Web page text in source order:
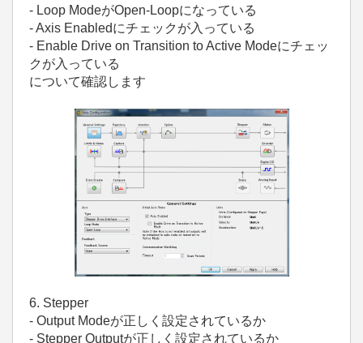
- Loop ModeがOpen-Loopになっている
- Axis Enabledにチェックが入っている
- Enable Drive on Transition to Active Modeにチェッ
クが入っている
について確認します
6. Stepper
- Output Modeが正しく設定されているか
- Stepper Outputが正しく設定されているか